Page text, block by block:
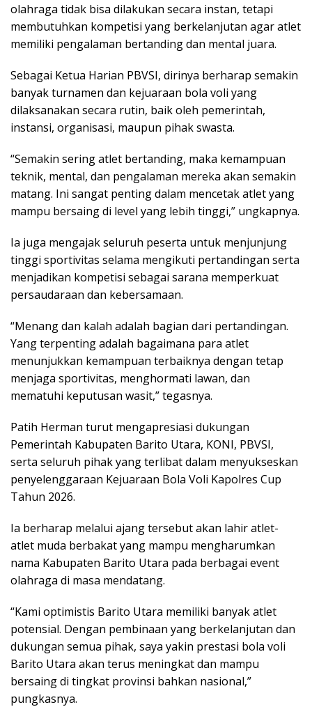
olahraga tidak bisa dilakukan secara instan, tetapi
membutuhkan kompetisi yang berkelanjutan agar atlet
memiliki pengalaman bertanding dan mental juara.
Sebagai Ketua Harian PBVSI, dirinya berharap semakin
banyak turnamen dan kejuaraan bola voli yang
dilaksanakan secara rutin, baik oleh pemerintah,
instansi, organisasi, maupun pihak swasta.
“Semakin sering atlet bertanding, maka kemampuan
teknik, mental, dan pengalaman mereka akan semakin
matang. Ini sangat penting dalam mencetak atlet yang
mampu bersaing di level yang lebih tinggi,” ungkapnya.
Ia juga mengajak seluruh peserta untuk menjunjung
tinggi sportivitas selama mengikuti pertandingan serta
menjadikan kompetisi sebagai sarana memperkuat
persaudaraan dan kebersamaan.
“Menang dan kalah adalah bagian dari pertandingan.
Yang terpenting adalah bagaimana para atlet
menunjukkan kemampuan terbaiknya dengan tetap
menjaga sportivitas, menghormati lawan, dan
mematuhi keputusan wasit,” tegasnya.
Patih Herman turut mengapresiasi dukungan
Pemerintah Kabupaten Barito Utara, KONI, PBVSI,
serta seluruh pihak yang terlibat dalam menyukseskan
penyelenggaraan Kejuaraan Bola Voli Kapolres Cup
Tahun 2026.
Ia berharap melalui ajang tersebut akan lahir atlet-
atlet muda berbakat yang mampu mengharumkan
nama Kabupaten Barito Utara pada berbagai event
olahraga di masa mendatang.
“Kami optimistis Barito Utara memiliki banyak atlet
potensial. Dengan pembinaan yang berkelanjutan dan
dukungan semua pihak, saya yakin prestasi bola voli
Barito Utara akan terus meningkat dan mampu
bersaing di tingkat provinsi bahkan nasional,”
pungkasnya.